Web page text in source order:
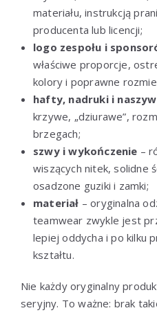
materiału, instrukcją
producenta lub licencji;
logo zespołu i
właściwe proporcje,
kolory i poprawne
hafty, nadruki i
krzywe, „dziurawe”,
brzegach;
szwy i wykończenie –
wiszących nitek, solidne
osadzone guziki i zamki;
materiał – oryginalna
teamwear zwykle jest
lepiej oddycha i po kilku
kształtu.
Nie każdy oryginalny
seryjny. To ważne: brak